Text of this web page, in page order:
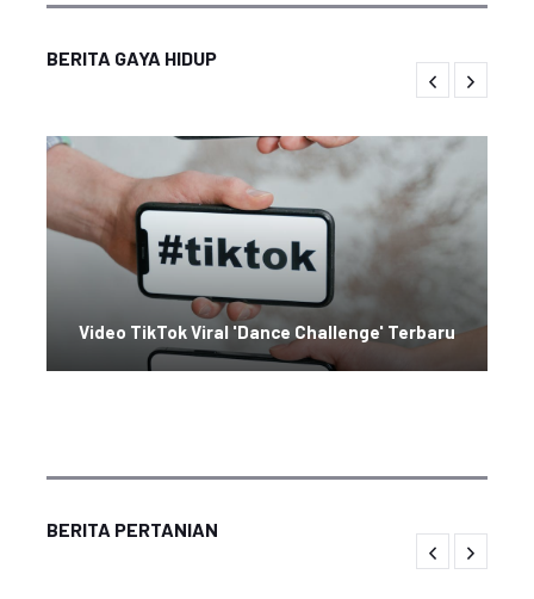
BERITA GAYA HIDUP
Video TikTok Viral 'Dance Challenge' Terbaru
BERITA PERTANIAN